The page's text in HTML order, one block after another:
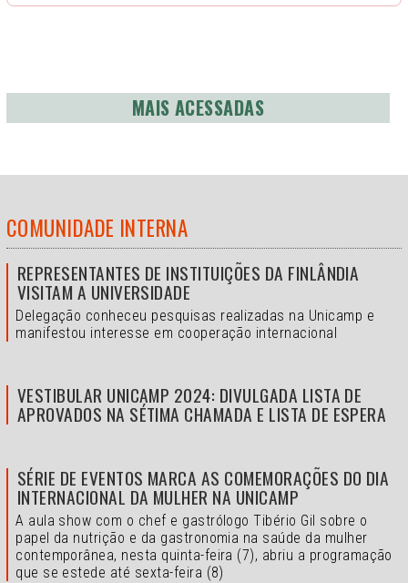
MAIS ACESSADAS
COMUNIDADE INTERNA
REPRESENTANTES DE INSTITUIÇÕES DA FINLÂNDIA
VISITAM A UNIVERSIDADE
Delegação conheceu pesquisas realizadas na Unicamp e
manifestou interesse em cooperação internacional
VESTIBULAR UNICAMP 2024: DIVULGADA LISTA DE
APROVADOS NA SÉTIMA CHAMADA E LISTA DE ESPERA
SÉRIE DE EVENTOS MARCA AS COMEMORAÇÕES DO DIA
INTERNACIONAL DA MULHER NA UNICAMP
A aula show com o chef e gastrólogo Tibério Gil sobre o
papel da nutrição e da gastronomia na saúde da mulher
contemporânea, nesta quinta-feira (7), abriu a programação
que se estede até sexta-feira (8)